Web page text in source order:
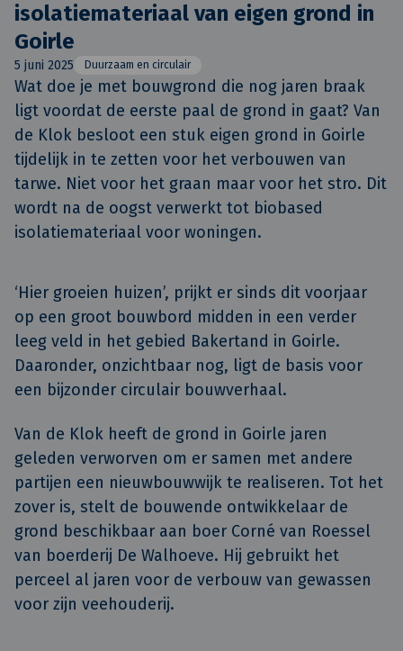
isolatiemateriaal van eigen grond in
Goirle
5 juni 2025 Duurzaam en circulair
Wat doe je met bouwgrond die nog jaren braak
ligt voordat de eerste paal de grond in gaat? Van
de Klok besloot een stuk eigen grond in Goirle
tijdelijk in te zetten voor het verbouwen van
tarwe. Niet voor het graan maar voor het stro. Dit
wordt na de oogst verwerkt tot biobased
isolatiemateriaal voor woningen.
‘Hier groeien huizen’, prijkt er sinds dit voorjaar
op een groot bouwbord midden in een verder
leeg veld in het gebied Bakertand in Goirle.
Daaronder, onzichtbaar nog, ligt de basis voor
een bijzonder circulair bouwverhaal.
Van de Klok heeft de grond in Goirle jaren
geleden verworven om er samen met andere
partijen een nieuwbouwwijk te realiseren. Tot het
zover is, stelt de bouwende ontwikkelaar de
grond beschikbaar aan boer Corné van Roessel
van boerderij De Walhoeve. Hij gebruikt het
perceel al jaren voor de verbouw van gewassen
voor zijn veehouderij.